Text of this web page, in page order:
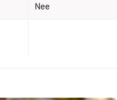
Nee